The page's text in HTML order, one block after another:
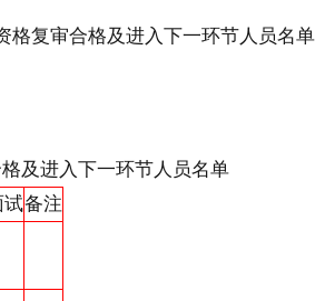
格复审合格及进入下一环节人员名单
及进入下一环节人员名单
试备注